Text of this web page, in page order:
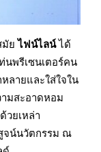
มัยไฟน์ไลน์ได้
พรีเซนเตอร์คน
ลายและใส่ใจใน
มสะอาดหอม
วยเหล่า
จน์นวัตกรรม ณ